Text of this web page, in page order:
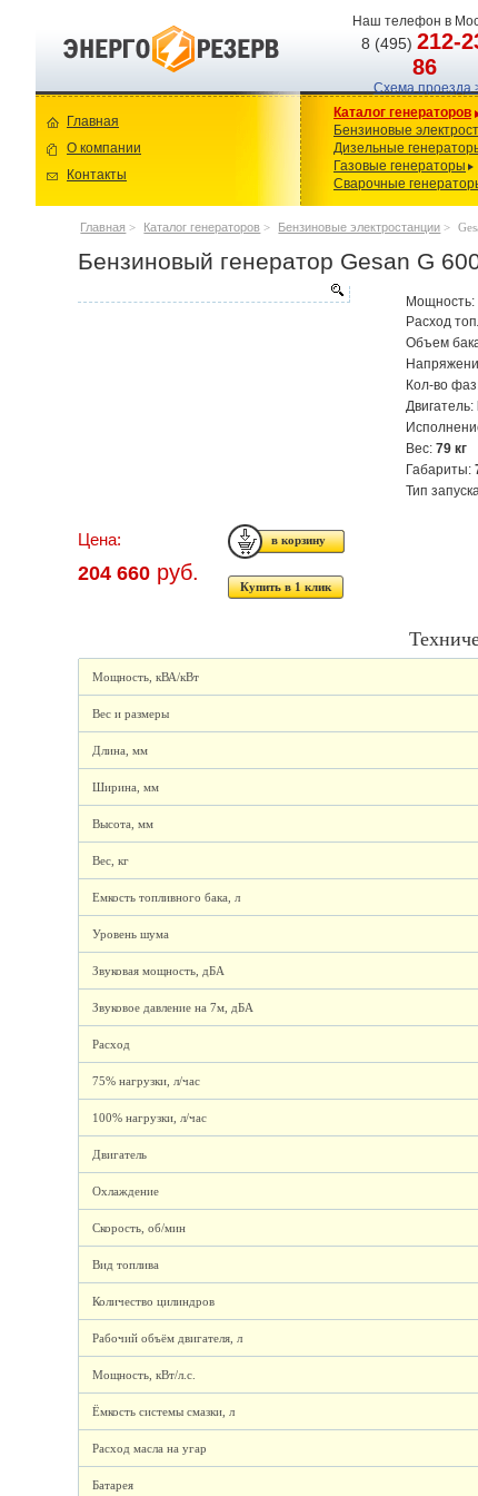
Наш телефон в
8 (495)212-
86
Схема проезда
Главная
О компании
Контакты
Каталог генераторов
Бензиновые
Дизельные
Газовые генераторы
Сварочные
Главная > Каталог генераторов > Бензиновые электростанции >
Бензиновый генератор Gesan G
Мощность:
Расход
Объем
Кол-во
Двигатель:
Вес:79 кг
Габариты:
Тип
Цена:
204 660 руб.
Купить в 1 клик
Мощность, кВА/кВт
Вес и размеры
Длина, мм
Ширина, мм
Высота, мм
Вес, кг
Емкость топливного бака, л
Уровень шума
Звуковая мощность, дБА
Звуковое давление на 7м, дБА
Расход
75% нагрузки, л/час
100% нагрузки, л/час
Двигатель
Охлаждение
Скорость, об/мин
Вид топлива
Количество цилиндров
Рабочий объём двигателя, л
Мощность, кВт/л.с.
Ёмкость системы смазки, л
Расход масла на угар
Батарея